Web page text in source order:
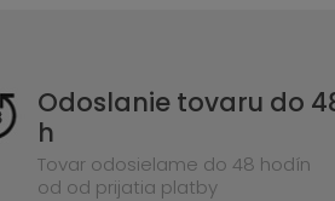
Odoslanie tovaru do
h
Tovar odosielame do 48 hodín
od od prijatia platby